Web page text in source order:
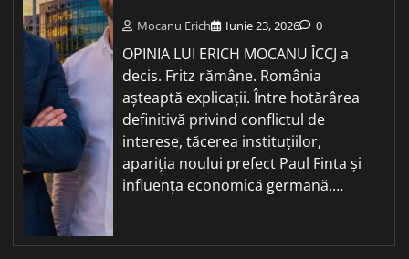
Mocanu Erich Iunie 23, 2026 0
OPINIA LUI ERICH MOCANU ÎCCJ a
decis. Fritz rămâne. România
așteaptă explicații. Între hotărârea
definitivă privind conflictul de
interese, tăcerea instituțiilor,
apariția noului prefect Paul Finta și
influența economică germană,…